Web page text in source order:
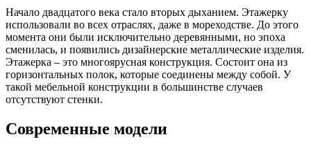
Начало двадцатого века стало вторых дыханием. Этажерку
использовали во всех отраслях, даже в мореходстве. До этого
момента они были исключительно деревянными, но эпоха
сменилась, и появились дизайнерские металлические изделия.
Этажерка – это многоярусная конструкция. Состоит она из
горизонтальных полок, которые соединены между собой. У
такой мебельной конструкции в большинстве случаев
отсутствуют стенки.
Современные модели